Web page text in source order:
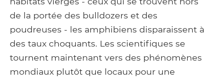
de la portée des bulldozers et des
poudreuses - les amphibiens disparaissent à
des taux choquants. Les scientifiques se
tournent maintenant vers des phénomènes
mondiaux plutôt que locaux pour une